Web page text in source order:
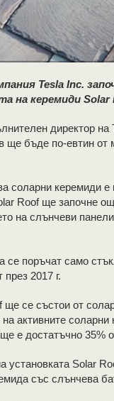
Tesla Inc.
на керемиди Solar
директор
ще бъде по-евтин
соларни керемиди
Roof ще започне
на слънчеви
се поръчат само
2017 г.
се състои от
активните
е достатъчно 35%
установката Solar
със слънчева